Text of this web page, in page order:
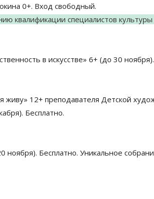
0+. Вход свободный.
квалификации специалистов культуры
в искусстве» 6+ (до 30
12+ преподавателя Детской
Бесплатно.
Бесплатно. Уникальное